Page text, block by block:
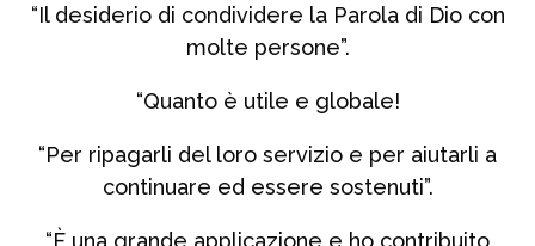
“Il desiderio di condividere la Parola di Dio con
molte persone”.
“Quanto è utile e globale!
“Per ripagarli del loro servizio e per aiutarli a
continuare ed essere sostenuti”.
“È una grande applicazione e ho contribuito